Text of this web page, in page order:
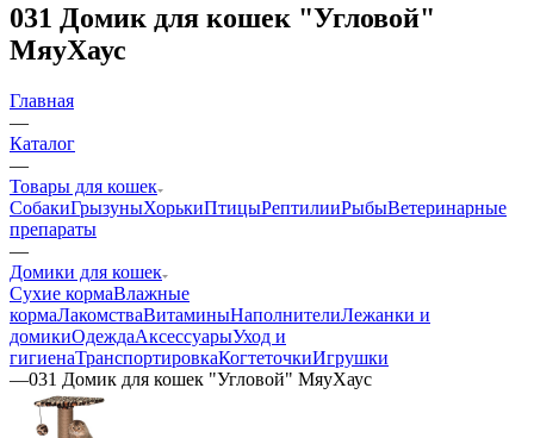
031 Домик для кошек "Угловой"
МяуХаус
Главная
—
Каталог
—
Товары для кошек
СобакиГрызуныХорькиПтицыРептилииРыбыВетеринарные
препараты
—
Домики для кошек
Сухие кормаВлажные
кормаЛакомстваВитаминыНаполнителиЛежанки и
домикиОдеждаАксессуарыУход и
гигиенаТранспортировкаКогтеточкиИгрушки
—031 Домик для кошек "Угловой" МяуХаус